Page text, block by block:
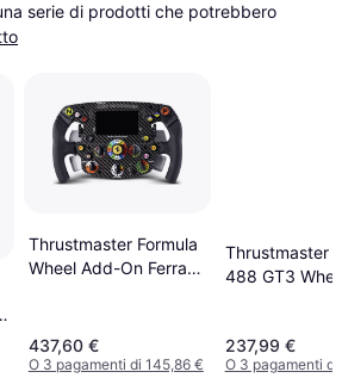
serie di prodotti che potrebbero
Thrustmaster Formula
Wheel Add-On Ferrari
437,60 €
O 3 pagamenti di 145,86 €
Thrustmaster
488 GT3
237,99 €
O 3 pagamenti